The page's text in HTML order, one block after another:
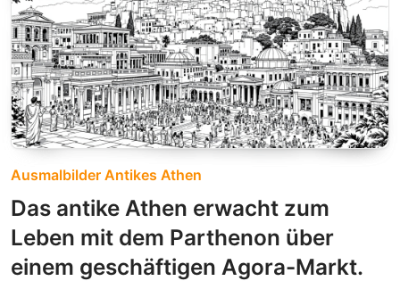
Ausmalbilder Antikes Athen
Das antike Athen erwacht zum
Leben mit dem Parthenon über
einem geschäftigen Agora-Markt.